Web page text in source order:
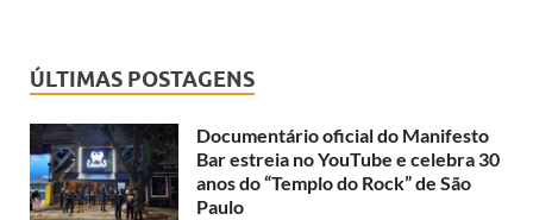
ÚLTIMAS POSTAGENS
Documentário oficial do Manifesto
Bar estreia no YouTube e celebra 30
anos do “Templo do Rock” de São
Paulo